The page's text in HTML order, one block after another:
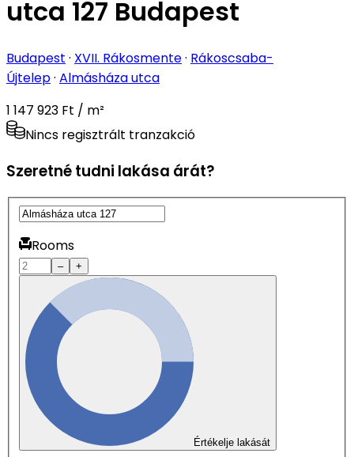
utca 127 Budapest
Budapest · XVII. Rákosmente· Rákoscsaba-
Újtelep· Almásháza utca
1 147 923 Ft / m²
Nincs regisztrált tranzakció
Szeretné tudni lakása árát?
Rooms
– +
Értékelje lakását